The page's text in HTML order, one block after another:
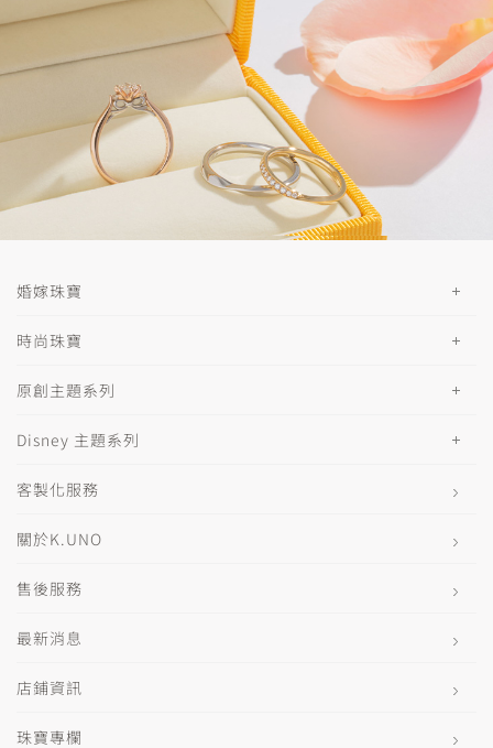
婚嫁珠寶
時尚珠寶
原創主題系列
Disney 主題系列
客製化服務
關於K.UNO
售後服務
最新消息
店鋪資訊
珠寶專欄